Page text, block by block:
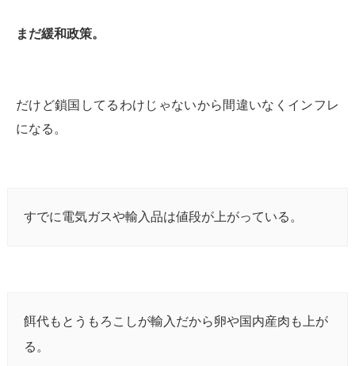
まだ緩和政策。
だけど鎖国してるわけじゃないから間違いなくインフレ
になる。
すでに電気ガスや輸入品は値段が上がっている。
餌代もとうもろこしが輸入だから卵や国内産肉も上が
る。